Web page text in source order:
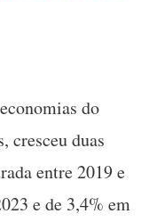
do
cresceu duas
entre 2019 e
e de 3,4% em